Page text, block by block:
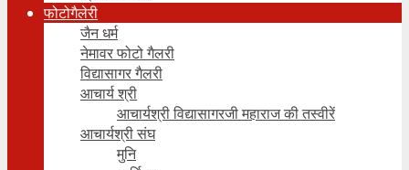
फोटोगैलेरी
जैन धर्म
नेमावर फोटो गैलरी
विद्यासागर गैलरी
आचार्य श्री
आचार्यश्री विद्यासागरजी महाराज की तस्वीरें
आचार्यश्री संघ
मुनि